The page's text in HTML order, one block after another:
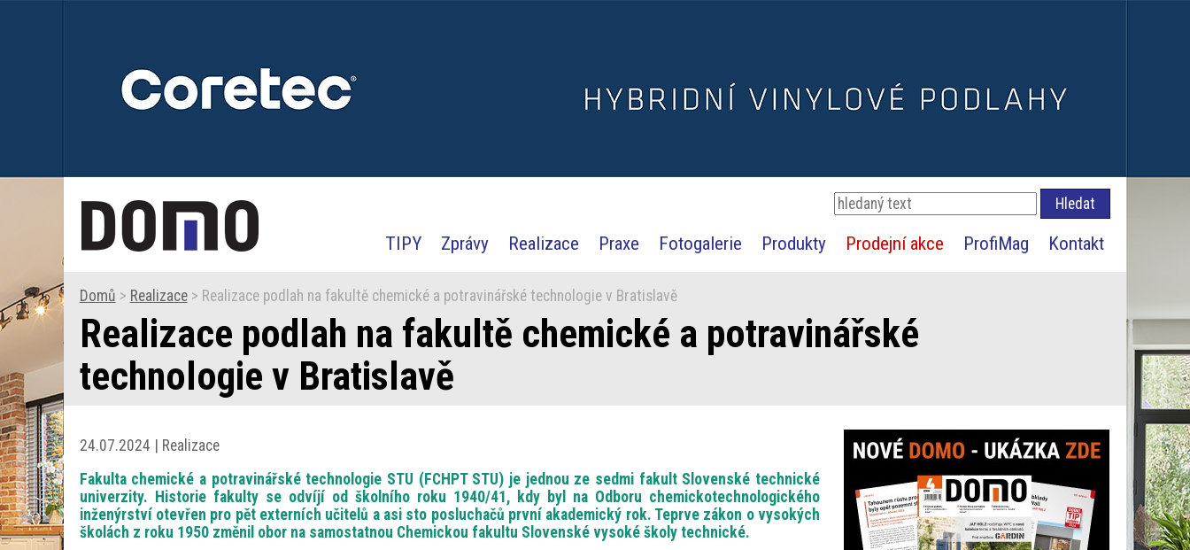
TIPY Zprávy Realizace Praxe Fotogalerie Produkty Prodejní akce ProfiMag Kontakt
Domů > Realizace> Realizace podlah na fakultě chemické a potravinářské technologie v Bratislavě
Realizace podlah na fakultě chemické a potravinářské
technologie v Bratislavě
24.07.2024 | Realizace
Fakulta chemické a potravinářské technologie STU (FCHPT STU) je jednou ze sedmi fakult Slovenské technické
univerzity. Historie fakulty se odvíjí od školního roku 1940/41, kdy byl na Odboru chemickotechnologického
inženýrství otevřen pro pět externích učitelů a asi sto posluchačů první akademický rok. Teprve zákon o vysokých
školách z roku 1950 změnil obor na samostatnou Chemickou fakultu Slovenské vysoké školy technické.